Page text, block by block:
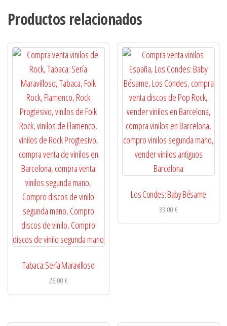
Productos relacionados
Tabaca: Sería Maravilloso
26,00€
Los Condes: Baby Bésame
33,00€